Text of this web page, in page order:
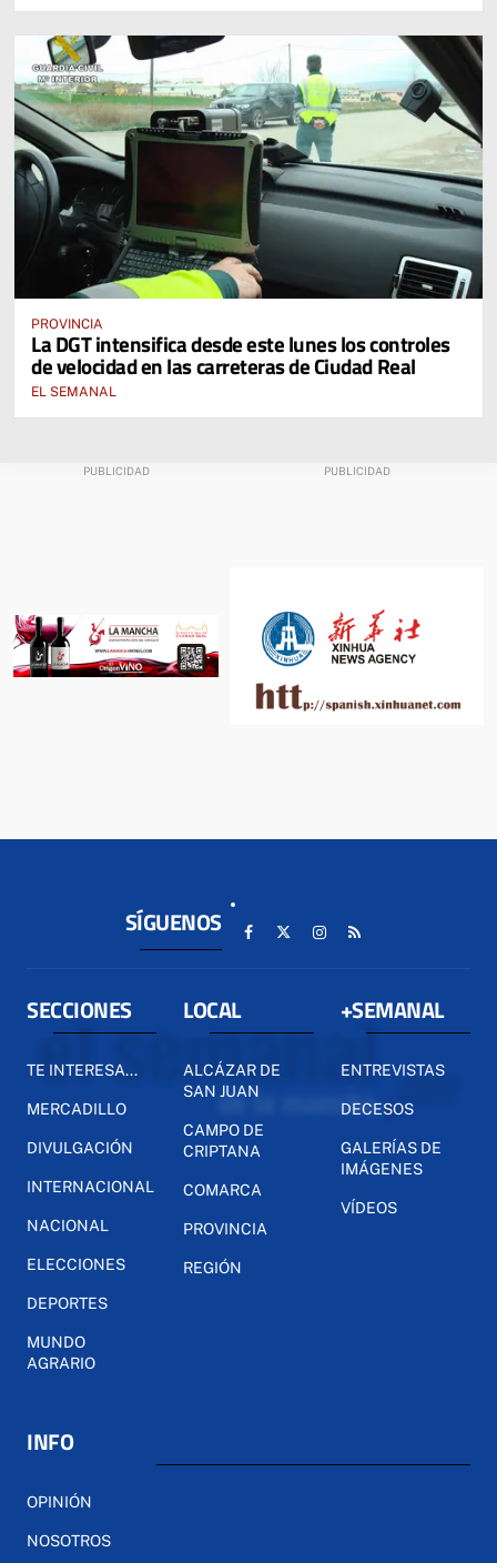
PROVINCIA
La DGT intensifica desde este lunes los controles
de velocidad en las carreteras de Ciudad Real
EL SEMANAL
SÍGUENOS
SECCIONES
TE INTERESA...
MERCADILLO
DIVULGACIÓN
INTERNACIONAL
NACIONAL
ELECCIONES
DEPORTES
MUNDO
AGRARIO
LOCAL
ALCÁZAR DE
SAN JUAN
CAMPO DE
CRIPTANA
COMARCA
PROVINCIA
REGIÓN
+SEMANAL
ENTREVISTAS
DECESOS
GALERÍAS DE
IMÁGENES
VÍDEOS
INFO
OPINIÓN
NOSOTROS